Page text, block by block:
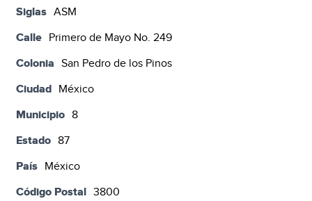
Siglas ASM
Calle Primero de Mayo No. 249
Colonia San Pedro de los Pinos
Ciudad México
Municipio 8
Estado 87
País México
Código Postal 3800